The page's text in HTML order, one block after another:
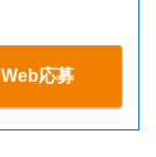
Web応募